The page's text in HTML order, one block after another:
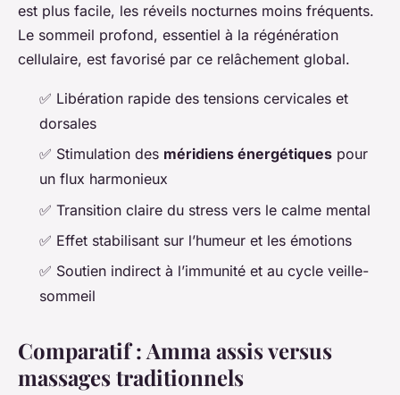
est plus facile, les réveils nocturnes moins fréquents.
Le sommeil profond, essentiel à la régénération
cellulaire, est favorisé par ce relâchement global.
✅ Libération rapide des tensions cervicales et
dorsales
✅ Stimulation des méridiens énergétiques pour
un flux harmonieux
✅ Transition claire du stress vers le calme mental
✅ Effet stabilisant sur l’humeur et les émotions
✅ Soutien indirect à l’immunité et au cycle veille-
sommeil
Comparatif : Amma assis versus
massages traditionnels